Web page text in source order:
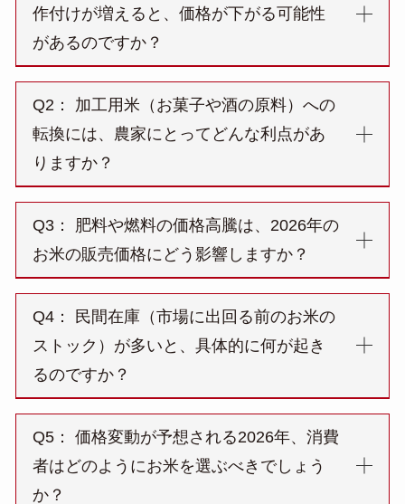
作付けが増えると、価格が下がる可能性
があるのですか？
Q2： 加工用米（お菓子や酒の原料）への
転換には、農家にとってどんな利点があ
りますか？
Q3： 肥料や燃料の価格高騰は、2026年の
お米の販売価格にどう影響しますか？
Q4： 民間在庫（市場に出回る前のお米の
ストック）が多いと、具体的に何が起き
るのですか？
Q5： 価格変動が予想される2026年、消費
者はどのようにお米を選ぶべきでしょう
か？